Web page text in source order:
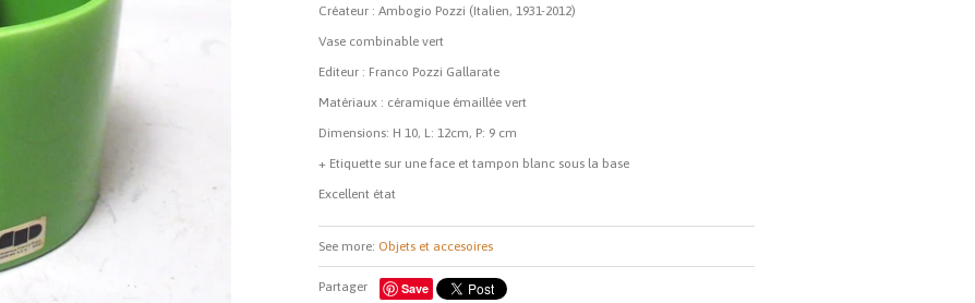
Créateur : Ambogio Pozzi (Italien, 1931-2012)
Vase combinable vert
Editeur : Franco Pozzi Gallarate
Matériaux : céramique émaillée vert
Dimensions: H 10, L: 12cm, P: 9 cm
+ Etiquette sur une face et tampon blanc sous la base
Excellent état
See more: Objets et accesoires
Partager Save